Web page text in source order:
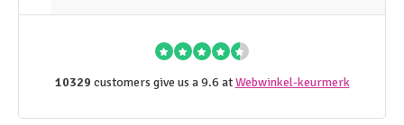
10329 customers give us a 9.6 atWebwinkel-keurmerk